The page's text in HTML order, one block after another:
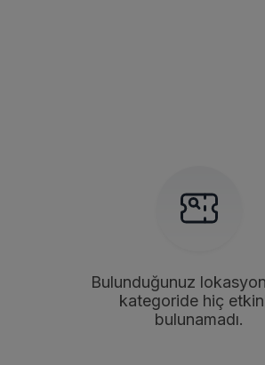
Bulunduğunuz
kategoride hiç
bulunamadı.